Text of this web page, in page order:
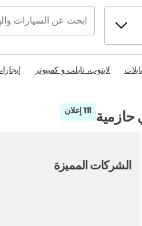
لابتوب، تابلت و كمبيوتر
حازمية 111 إعلان
الشركات المميزة